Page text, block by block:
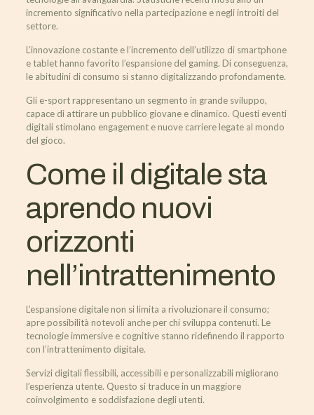
incremento significativo nella partecipazione e negli introiti del
settore.
L’innovazione costante e l’incremento dell’utilizzo di smartphone
e tablet hanno favorito l’espansione del gaming. Di conseguenza,
le abitudini di consumo si stanno digitalizzando profondamente.
Gli e-sport rappresentano un segmento in grande sviluppo,
capace di attirare un pubblico giovane e dinamico. Questi eventi
digitali stimolano engagement e nuove carriere legate al mondo
del gioco.
Come il digitale sta
aprendo nuovi
orizzonti
nell’intrattenimento
L’espansione digitale non si limita a rivoluzionare il consumo;
apre possibilità notevoli anche per chi sviluppa contenuti. Le
tecnologie immersive e cognitive stanno ridefinendo il rapporto
con l’intrattenimento digitale.
Servizi digitali flessibili, accessibili e personalizzabili migliorano
l’esperienza utente. Questo si traduce in un maggiore
coinvolgimento e soddisfazione degli utenti.